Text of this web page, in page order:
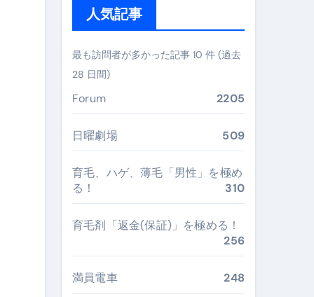
実践大全
／FDA／ソラシドエアを目的別に選ぶコツと、失敗し
いま選ばれている新定番ドメイン
レ #美容 #健康 #雑学 #ナレーター #小林将大
#美容 #健康 #雑学 #ナレーター #小林将大
#美容 #健康 #雑学 #ナレーター #小林将大
すめ・選び方・洗い方・Q&Aまで
の寝室に最適解を出す快眠ガイド
人気記事
最も訪問者が多かった記事 10 件 (過去
28 日間)
Forum 2205
日曜劇場 509
育毛、ハゲ、薄毛「男性」を極め
る！
310
育毛剤「返金(保証)」を極める！
256
満員電車 248